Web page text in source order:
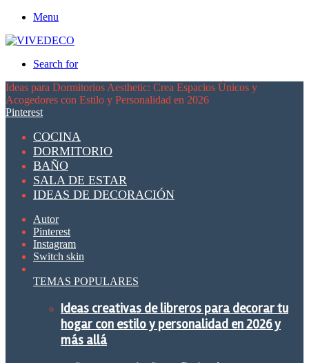
Menu
Search for
Ideas para Dormitorios Aesthetic: Crea Espacios Únicos y
Acogedores con Estilo y Personalidad en 2026
Pinterest
COCINA
DORMITORIO
BAÑO
SALA DE ESTAR
IDEAS DE DECORACIÓN
Autor
Pinterest
Instagram
Switch skin
TEMAS POPULARES
Ideas creativas de libreros para decorar tu
hogar con estilo y personalidad en 2026 y
más allá